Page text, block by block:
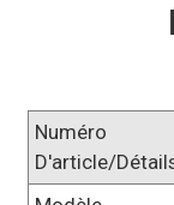
Numéro
D'article/